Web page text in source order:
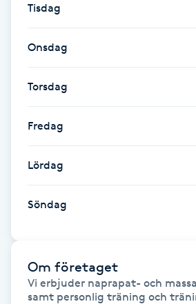
Friskvård
Friskvårdsmassage
Frisör
Funktionsanalys
Färgning
Föning
Gelenaglar
Tisdag
Onsdag
Torsdag
Fredag
Lördag
Söndag
Om företaget
Vi erbjuder naprapat- och
samt personlig träning och